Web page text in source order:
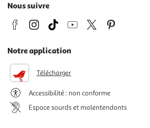
Nous suivre
Notre application
Télécharger
Accessibilité : non conforme
Espace sourds et malentendants